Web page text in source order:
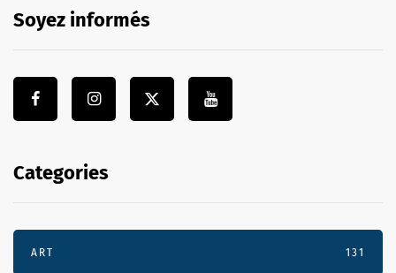
Soyez informés
Categories
ART 131